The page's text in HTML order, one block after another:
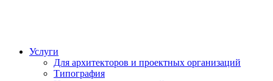
Услуги
Для архитекторов и проектных организаций
Типография